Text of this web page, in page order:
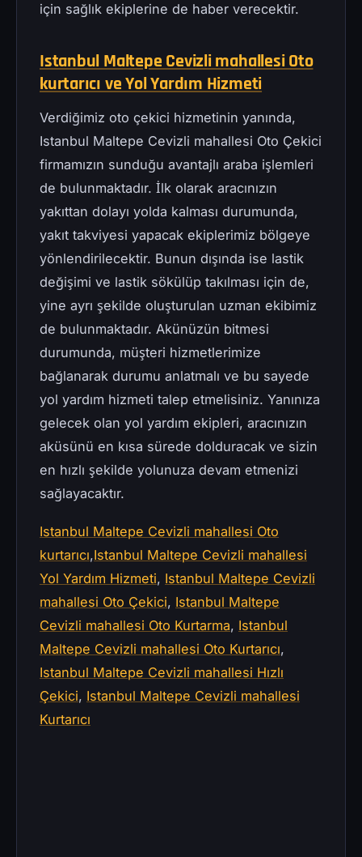
için sağlık ekiplerine de haber verecektir.
Istanbul Maltepe Cevizli mahallesi Oto
kurtarıcı ve Yol Yardım Hizmeti
Verdiğimiz oto çekici hizmetinin yanında,
Istanbul Maltepe Cevizli mahallesi Oto Çekici
firmamızın sunduğu avantajlı araba işlemleri
de bulunmaktadır. İlk olarak aracınızın
yakıttan dolayı yolda kalması durumunda,
yakıt takviyesi yapacak ekiplerimiz bölgeye
yönlendirilecektir. Bunun dışında ise lastik
değişimi ve lastik sökülüp takılması için de,
yine ayrı şekilde oluşturulan uzman ekibimiz
de bulunmaktadır. Akünüzün bitmesi
durumunda, müşteri hizmetlerimize
bağlanarak durumu anlatmalı ve bu sayede
yol yardım hizmeti talep etmelisiniz. Yanınıza
gelecek olan yol yardım ekipleri, aracınızın
aküsünü en kısa sürede dolduracak ve sizin
en hızlı şekilde yolunuza devam etmenizi
sağlayacaktır.
Istanbul Maltepe Cevizli mahallesi Oto
kurtarıcı,Istanbul Maltepe Cevizli mahallesi
Yol Yardım Hizmeti, Istanbul Maltepe Cevizli
mahallesi Oto Çekici, Istanbul Maltepe
Cevizli mahallesi Oto Kurtarma, Istanbul
Maltepe Cevizli mahallesi Oto Kurtarıcı,
Istanbul Maltepe Cevizli mahallesi Hızlı
Çekici, Istanbul Maltepe Cevizli mahallesi
Kurtarıcı